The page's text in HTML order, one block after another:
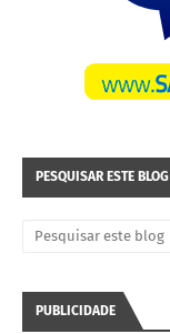
PESQUISAR ESTE BLOG
PUBLICIDADE